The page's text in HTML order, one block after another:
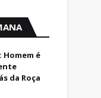
Homem é
da Roça